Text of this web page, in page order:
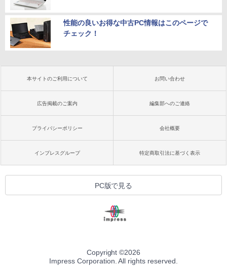
性能の良いお得な中古PC情報はこのページで
チェック！
本サイトのご利用について お問い合わせ
広告掲載のご案内 編集部へのご連絡
プライバシーポリシー 会社概要
インプレスグループ 特定商取引法に基づく表示
PC版で見る
Copyright ©2026
Impress Corporation. All rights reserved.